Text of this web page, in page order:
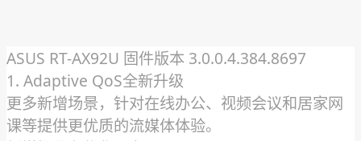
ASUS RT-AX92U 固件版本 3.0.0.4.384.8697
1. Adaptive QoS全新升级
更多新增场景，针对在线办公、视频会议和居家网
课等提供更优质的流媒体体验。